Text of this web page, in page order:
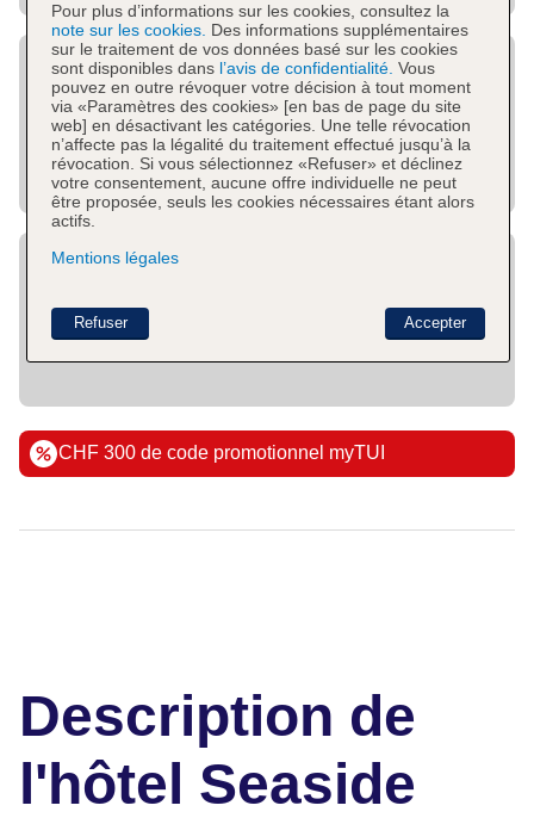
CHF 300 de code promotionnel myTUI
Description de
l'hôtel Seaside
Pour plus d’informations sur les cookies, consultez la
note sur les cookies. Des informations supplémentaires
sur le traitement de vos données basé sur les cookies
sont disponibles dans l’avis de confidentialité. Vous
pouvez en outre révoquer votre décision à tout moment
via «Paramètres des cookies» [en bas de page du site
web] en désactivant les catégories. Une telle révocation
n’affecte pas la légalité du traitement effectué jusqu’à la
révocation. Si vous sélectionnez «Refuser» et déclinez
votre consentement, aucune offre individuelle ne peut
être proposée, seuls les cookies nécessaires étant alors
actifs.
Mentions légales
Accepter
Refuser